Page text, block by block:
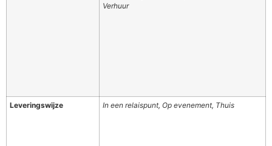
Verhuur
Leveringswijze In een relaispunt, Op evenement, Thuis